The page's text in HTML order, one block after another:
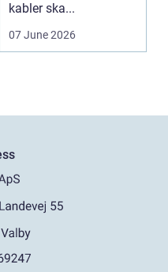
kabler ska...
07 June 2026